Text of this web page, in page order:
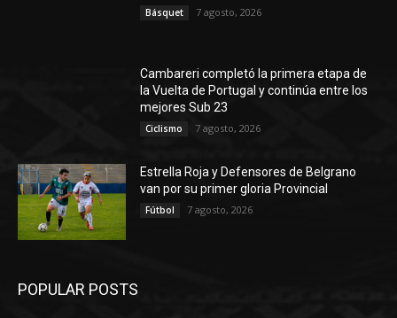
Básquet 7 agosto, 2026
Cambareri completó la primera etapa de
la Vuelta de Portugal y continúa entre los
mejores Sub 23
Ciclismo 7 agosto, 2026
Estrella Roja y Defensores de Belgrano
van por su primer gloria Provincial
Fútbol 7 agosto, 2026
POPULAR POSTS